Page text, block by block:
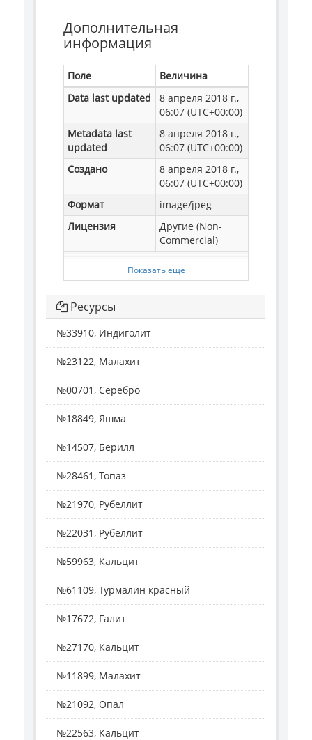
Дополнительная
информация
Поле
Величина
Data last updated
8 апреля 2018 г.,
06:07 (UTC+00:00)
Metadata last
updated
8 апреля 2018 г.,
06:07 (UTC+00:00)
Создано
8 апреля 2018 г.,
06:07 (UTC+00:00)
Формат
image/jpeg
Лицензия
Другие (Non-
Commercial)
Показать еще
Ресурсы
№33910, Индиголит
№23122, Малахит
№00701, Серебро
№18849, Яшма
№14507, Берилл
№28461, Топаз
№21970, Рубеллит
№22031, Рубеллит
№59963, Кальцит
№61109, Турмалин красный
№17672, Галит
№27170, Кальцит
№11899, Малахит
№21092, Опал
№22563, Кальцит